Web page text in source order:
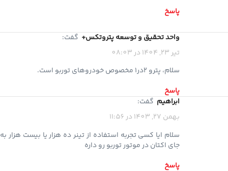
پاسخ
واحد تحقیق و توسعه پتروتکس+ گفت:
تیر 23, 1404 در 08:03
سلام، پترو 2در1 مخصوص خودروهای توربو است.
پاسخ
ابراهیم گفت:
بهمن 27, 1403 در 11:56
سلام ایا کسی تجربه استفاده از تینر ده هزار یا بیست هزار به
جای اکتان در موتور توربو رو داره
پاسخ